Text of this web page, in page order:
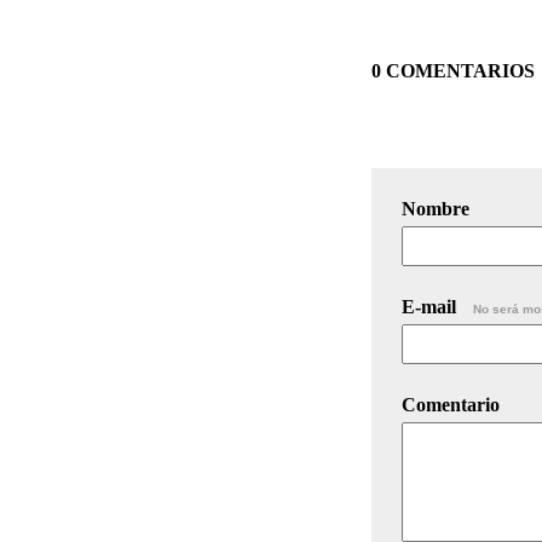
0 COMENTARIOS
Nombre
E-mail No será
Comentario